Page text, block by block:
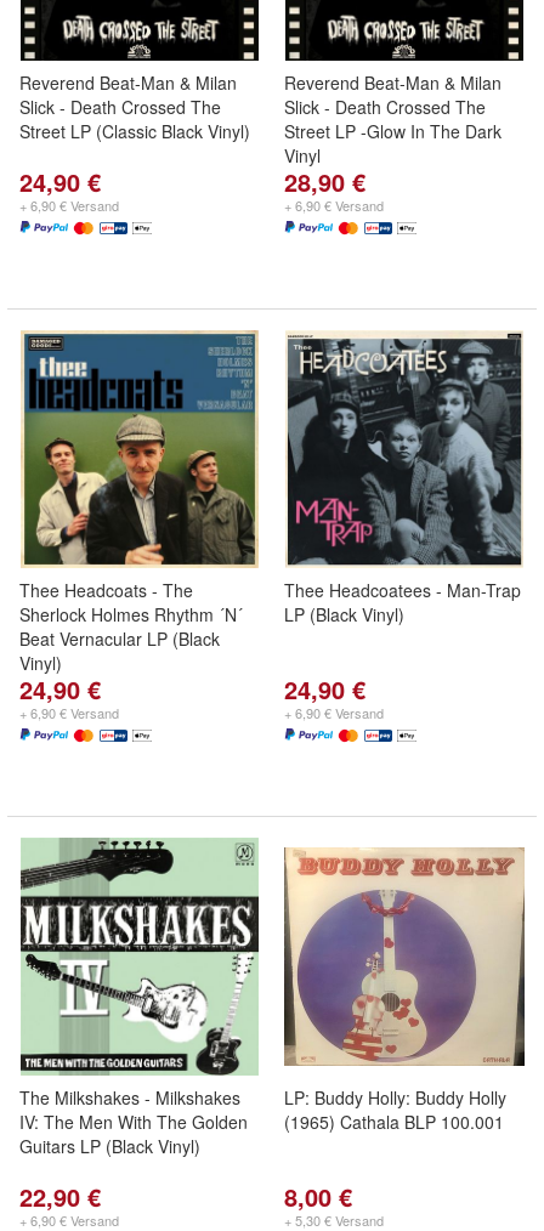
Reverend Beat-Man & Milan
Slick - Death Crossed The
Street LP (Classic Black Vinyl)
24,90 €
+ 6,90 € Versand
Reverend Beat-Man & Milan
Slick - Death Crossed The
Street LP -Glow In The Dark
Vinyl
28,90 €
+ 6,90 € Versand
Thee Headcoats - The
Sherlock Holmes Rhythm ´N´
Beat Vernacular LP (Black
Vinyl)
24,90 €
+ 6,90 € Versand
Thee Headcoatees - Man-Trap
LP (Black Vinyl)
24,90 €
+ 6,90 € Versand
The Milkshakes - Milkshakes
IV: The Men With The Golden
Guitars LP (Black Vinyl)
22,90 €
+ 6,90 € Versand
LP: Buddy Holly: Buddy Holly
(1965) Cathala BLP 100.001
8,00 €
+ 5,30 € Versand